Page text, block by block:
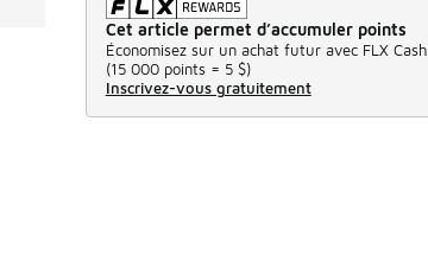
Cet article permet d’accumuler points
Économisez sur un achat futur avec FLX Cash.
(15 000 points = 5 $)
Inscrivez-vous gratuitement